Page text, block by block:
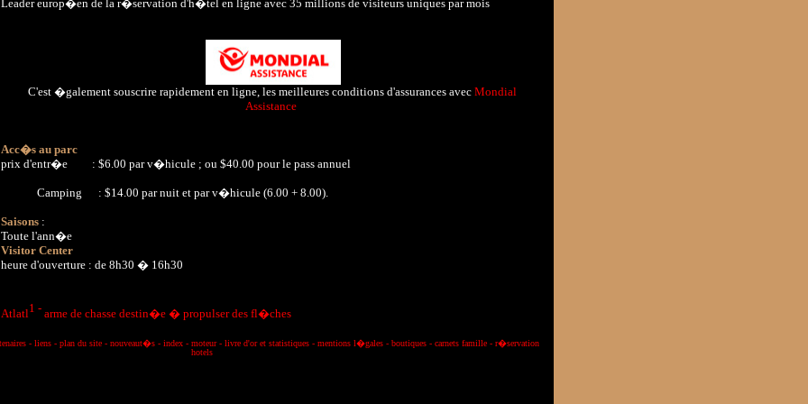
Leader europ�en de la r�servation d'h�tel en ligne avec 35 millions de visiteurs uniques par mois
C'est �galement souscrire rapidement en ligne, les meilleures conditions d'assurances avec Mondial
Assistance
Acc�s au parc
prix d'entr�e : $6.00 par v�hicule ; ou $40.00 pour le pass annuel
Camping : $14.00 par nuit et par v�hicule (6.00 + 8.00).
Saisons :
Toute l'ann�e
Visitor Center
heure d'ouverture : de 8h30 � 16h30
Atlatl1 - arme de chasse destin�e � propulser des fl�ches
- liens- plan du site- nouveaut�s- index- moteur- livre d'or et statistiques- mentions l�gales- boutiques- carnets famille- r�servation
hotels